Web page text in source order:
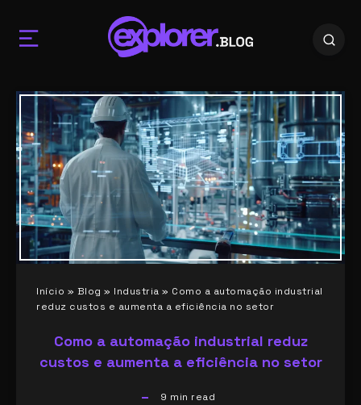
Início » Blog » Industria » Como a automação industrial
reduz custos e aumenta a eficiência no setor
Como a automação industrial reduz
custos e aumenta a eficiência no setor
9 min read